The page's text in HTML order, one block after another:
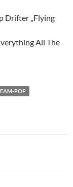
Drifter „Flying
All The
POP